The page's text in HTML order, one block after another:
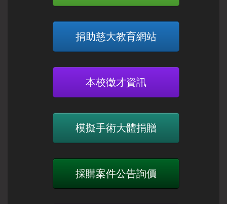
捐助慈大教育網站
本校徵才資訊
模擬手術大體捐贈
採購案件公告詢價